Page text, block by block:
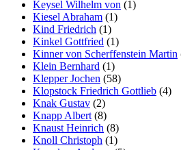
Keysel Wilhelm von (1)
Kiesel Abraham (1)
Kind Friedrich (1)
Kinkel Gottfried (1)
Kinner von Scherffenstein Martin
Klein Bernhard (1)
Klepper Jochen (58)
Klopstock Friedrich Gottlieb (4)
Knak Gustav (2)
Knapp Albert (8)
Knaust Heinrich (8)
Knoll Christoph (1)